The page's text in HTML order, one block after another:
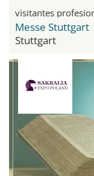
visitantes
Messe Stuttgart
Stuttgart